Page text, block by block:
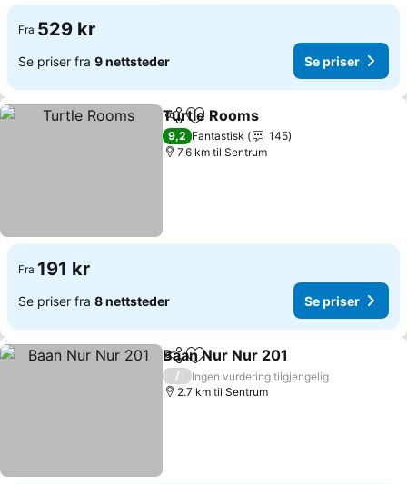
Fra 529 kr
Se priser fra 9 nettsteder Se priser
Del Legg til i favoritter
Turtle Rooms
9,2 Fantastisk
145
7.6 km til Sentrum
Fra 191 kr
Se priser fra 8 nettsteder Se priser
Del Legg til i favoritter
Baan Nur Nur 201
/
Ingen vurdering tilgjengelig
2.7 km til Sentrum